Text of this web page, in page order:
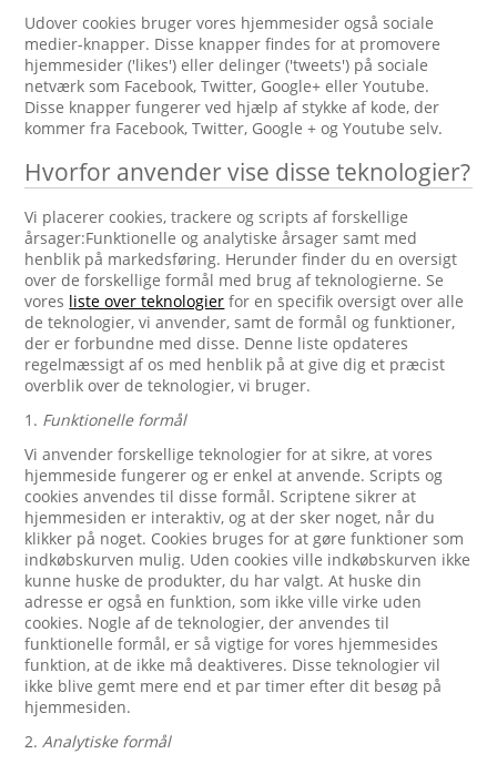
Udover cookies bruger vores hjemmesider også sociale
medier-knapper. Disse knapper findes for at promovere
hjemmesider ('likes') eller delinger ('tweets') på sociale
netværk som Facebook, Twitter, Google+ eller Youtube.
Disse knapper fungerer ved hjælp af stykke af kode, der
kommer fra Facebook, Twitter, Google + og Youtube selv.
Hvorfor anvender vise disse teknologier?
Vi placerer cookies, trackere og scripts af forskellige
årsager:Funktionelle og analytiske årsager samt med
henblik på markedsføring. Herunder finder du en oversigt
over de forskellige formål med brug af teknologierne. Se
vores liste over teknologier for en specifik oversigt over alle
de teknologier, vi anvender, samt de formål og funktioner,
der er forbundne med disse. Denne liste opdateres
regelmæssigt af os med henblik på at give dig et præcist
overblik over de teknologier, vi bruger.
1. Funktionelle formål
Vi anvender forskellige teknologier for at sikre, at vores
hjemmeside fungerer og er enkel at anvende. Scripts og
cookies anvendes til disse formål. Scriptene sikrer at
hjemmesiden er interaktiv, og at der sker noget, når du
klikker på noget. Cookies bruges for at gøre funktioner som
indkøbskurven mulig. Uden cookies ville indkøbskurven ikke
kunne huske de produkter, du har valgt. At huske din
adresse er også en funktion, som ikke ville virke uden
cookies. Nogle af de teknologier, der anvendes til
funktionelle formål, er så vigtige for vores hjemmesides
funktion, at de ikke må deaktiveres. Disse teknologier vil
ikke blive gemt mere end et par timer efter dit besøg på
hjemmesiden.
2.Analytiske formål